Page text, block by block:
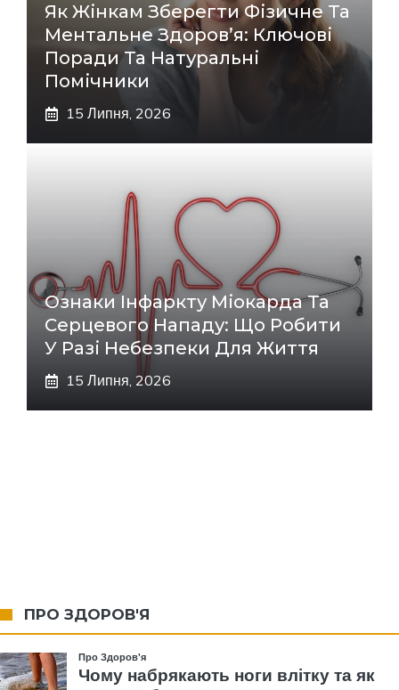
Як Жінкам Зберегти Фізичне Та
Ментальне Здоров’я: Ключові
Поради Та Натуральні
Помічники
15 Липня, 2026
Ознаки Інфаркту Міокарда Та
Серцевого Нападу: Що Робити
У Разі Небезпеки Для Життя
15 Липня, 2026
ПРО ЗДОРОВ'Я